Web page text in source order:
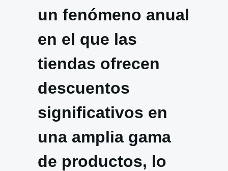
un fenómeno anual
en el que las
tiendas ofrecen
descuentos
significativos en
una amplia gama
de productos, lo